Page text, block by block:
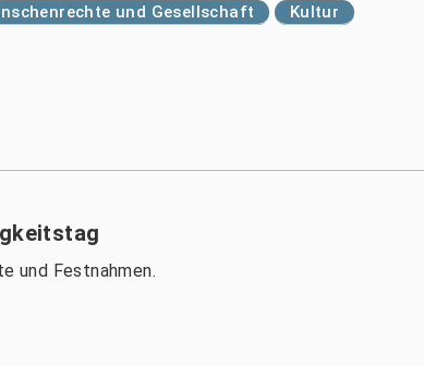
und Gesellschaft Kultur
und Festnahmen.